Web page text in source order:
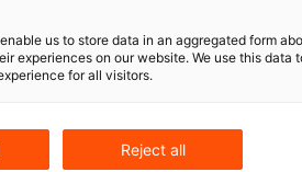
Gesellschaft ihren Willen
Gesellschafter
(sog. Nur-
der durch
us to store data in an aggregated form
experiences on our website. We use this data
for all visitors.
Reject all